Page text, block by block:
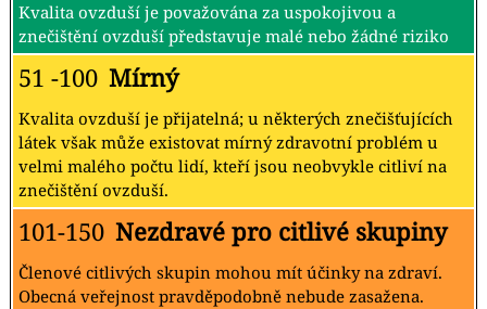
Kvalita ovzduší je považována za uspokojivou a
znečištění ovzduší představuje malé nebo žádné riziko
51 -100 Mírný
Kvalita ovzduší je přijatelná; u některých znečišťujících
látek však může existovat mírný zdravotní problém u
velmi malého počtu lidí, kteří jsou neobvykle citliví na
znečištění ovzduší.
101-150 Nezdravé pro citlivé skupiny
Členové citlivých skupin mohou mít účinky na zdraví.
Obecná veřejnost pravděpodobně nebude zasažena.